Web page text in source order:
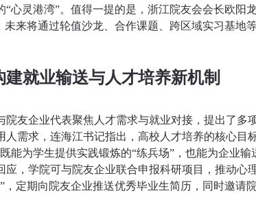
心灵港湾”。值得一提的是，浙江院友会会长欧阳
来将通过轮值沙龙、合作课题、跨区域实习基地
就业输送与人才培养新机制
院友企业代表聚焦人才需求与就业对接，提出了多
人需求，连海江书记指出，高校人才培养的核心目
能为学生提供实践锻炼的“练兵场”，也能为企业输
应，学院可与院友企业联合申报科研项目，推动心
，定期向院友企业推送优秀毕业生简历，同时邀请